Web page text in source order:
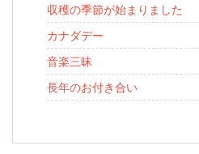
収穫の季節が始まりました
カナダデー
音楽三昧
長年のお付き合い